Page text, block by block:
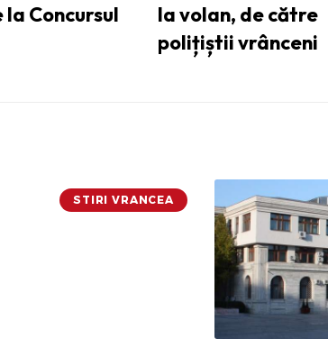
Concursul
la volan, de către
polițiștii vrânceni
STIRI VRANCEA